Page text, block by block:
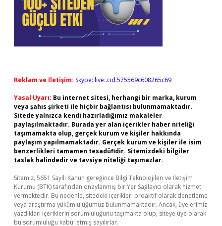
Reklam ve İletişim: Skype: live:.cid.575569c608265c69
Yasal Uyarı: Bu internet sitesi, herhangi bir marka, kurum
veya şahıs şirketi ile hiçbir bağlantısı bulunmamaktadır.
Sitede yalnızca kendi hazırladığımız makaleler
paylaşılmaktadır. Burada yer alan içerikler haber niteliği
taşımamakta olup, gerçek kurum ve kişiler hakkında
paylaşım yapılmamaktadır. Gerçek kurum ve kişiler ile isim
benzerlikleri tamamen tesadüfidir. Sitemizdeki bilgiler
taslak halindedir ve tavsiye niteliği taşımazlar.
Sitemiz, 5651 Sayılı Kanun gereğince Bilgi Teknolojileri ve İletişim
Kurumu (BTK) tarafından onaylanmış bir Yer Sağlayıcı olarak hizmet
vermektedir. Bu nedenle, sitedeki içerikleri proaktif olarak denetleme
veya araştırma yükümlülüğümüz bulunmamaktadır. Ancak, üyelerimiz
yazdıkları içeriklerin sorumluluğunu taşımakta olup, siteye üye olarak
bu sorumluluğu kabul etmiş sayılırlar.